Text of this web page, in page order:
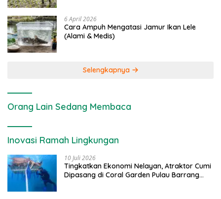
6 April 2026
Cara Ampuh Mengatasi Jamur Ikan Lele
(Alami & Medis)
Selengkapnya
Orang Lain Sedang Membaca
Inovasi Ramah Lingkungan
10 Juli 2026
Tingkatkan Ekonomi Nelayan, Atraktor Cumi
Dipasang di Coral Garden Pulau Barrang